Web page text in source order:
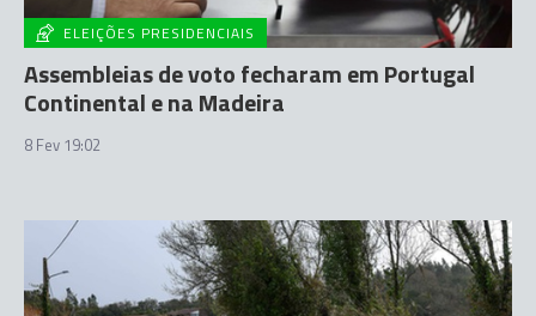
ELEIÇÕES PRESIDENCIAIS
Assembleias de voto fecharam em Portugal
Continental e na Madeira
8 Fev 19:02